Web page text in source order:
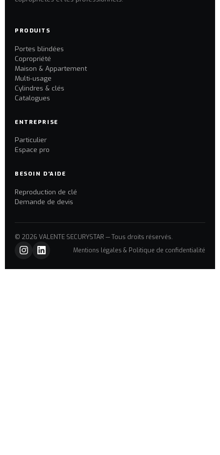
PRODUITS
Portes blindées
Copropriété
Maison & Appartement
Multi-usage
Cylindres & clés
Catalogues
ENTREPRISE
Particulier
Espace pro
BESOIN D'AIDE
Reproduction de clé
Demande de devis
© 2026 VALENTE SECURYSTAR — Tous droits réservés.
Mentions légales & Politique de confidentialité